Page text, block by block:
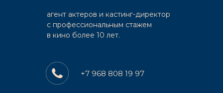
агент актеров и кастинг-директор
c профессиональным стажем
в кино более 10 лет.
+7 968 808 19 97